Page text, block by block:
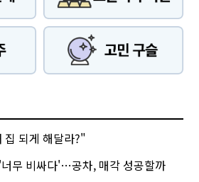
되게 해달라?"
무 비싸다'…공차, 매각 성공할까